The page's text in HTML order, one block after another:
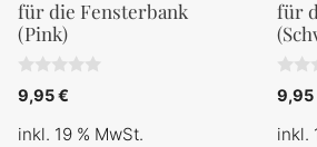
für die Fensterbank
(Pink)
0
v
n
9,95€
inkl. 19 % MwSt.
für
0
v
n
9,95
inkl.